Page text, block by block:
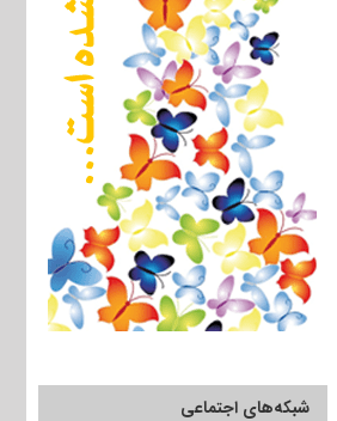
شبکه‌های اجتماعی